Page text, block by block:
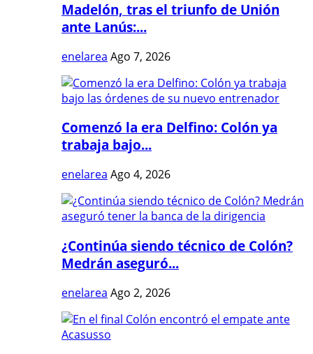
Madelón, tras el triunfo de Unión
ante Lanús:...
enelarea Ago 7, 2026
Comenzó la era Delfino: Colón ya
trabaja bajo...
enelarea Ago 4, 2026
¿Continúa siendo técnico de Colón?
Medrán aseguró...
enelarea Ago 2, 2026